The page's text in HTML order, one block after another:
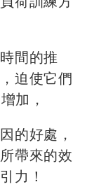
間的推
迫使它們
加，
的好處，
帶來的效
力！